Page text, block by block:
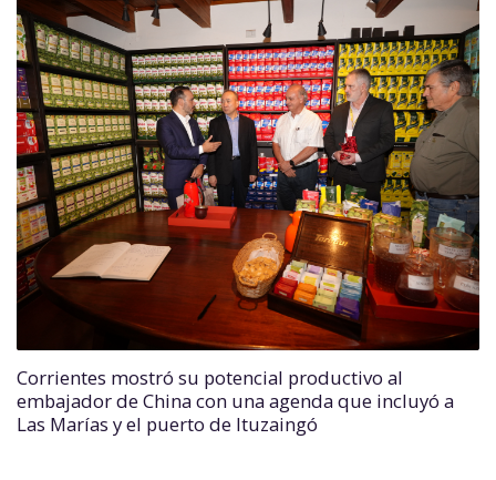
Corrientes mostró su potencial productivo al
embajador de China con una agenda que incluyó a
Las Marías y el puerto de Ituzaingó